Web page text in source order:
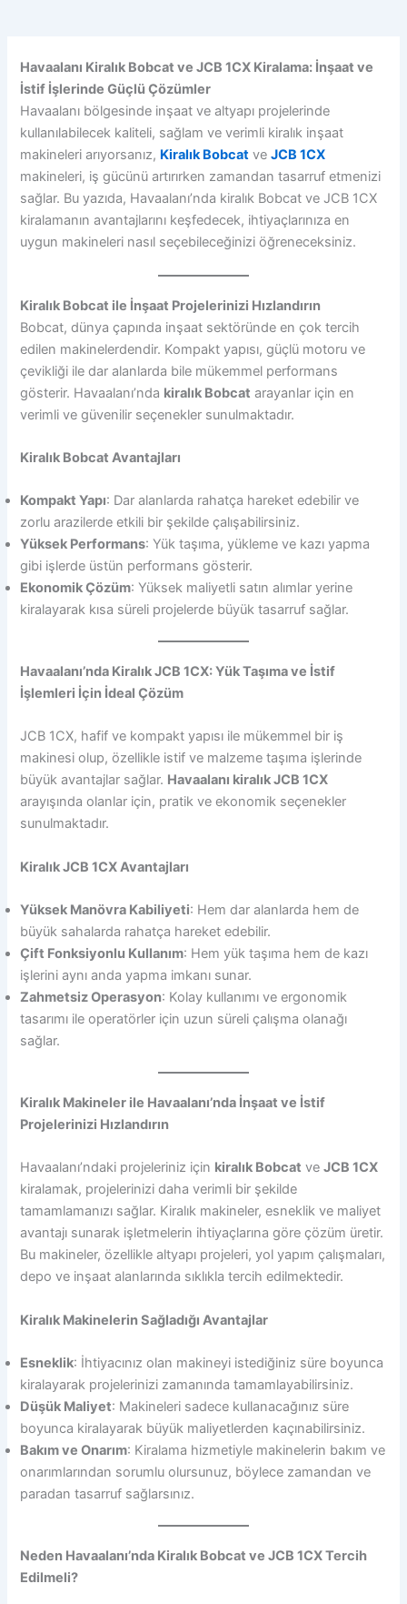
Havaalanı Kiralık Bobcat ve JCB 1CX Kiralama: İnşaat ve
İstif İşlerinde Güçlü Çözümler
Havaalanı bölgesinde inşaat ve altyapı projelerinde
kullanılabilecek kaliteli, sağlam ve verimli kiralık inşaat
makineleri arıyorsanız, Kiralık Bobcat veJCB 1CX
makineleri, iş gücünü artırırken zamandan tasarruf etmenizi
sağlar. Bu yazıda, Havaalanı’nda kiralık Bobcat ve JCB 1CX
kiralamanın avantajlarını keşfedecek, ihtiyaçlarınıza en
uygun makineleri nasıl seçebileceğinizi öğreneceksiniz.
Kiralık Bobcat ile İnşaat Projelerinizi Hızlandırın
Bobcat, dünya çapında inşaat sektöründe en çok tercih
edilen makinelerdendir. Kompakt yapısı, güçlü motoru ve
çevikliği ile dar alanlarda bile mükemmel performans
gösterir. Havaalanı’nda kiralık Bobcat arayanlar için en
verimli ve güvenilir seçenekler sunulmaktadır.
Kiralık Bobcat Avantajları
Kompakt Yapı: Dar alanlarda rahatça hareket edebilir ve
zorlu arazilerde etkili bir şekilde çalışabilirsiniz.
Yüksek Performans: Yük taşıma, yükleme ve kazı yapma
gibi işlerde üstün performans gösterir.
Ekonomik Çözüm: Yüksek maliyetli satın alımlar yerine
kiralayarak kısa süreli projelerde büyük tasarruf sağlar.
Havaalanı’nda Kiralık JCB 1CX: Yük Taşıma ve İstif
İşlemleri İçin İdeal Çözüm
JCB 1CX, hafif ve kompakt yapısı ile mükemmel bir iş
makinesi olup, özellikle istif ve malzeme taşıma işlerinde
büyük avantajlar sağlar. Havaalanı kiralık JCB 1CX
arayışında olanlar için, pratik ve ekonomik seçenekler
sunulmaktadır.
Kiralık JCB 1CX Avantajları
Yüksek Manövra Kabiliyeti: Hem dar alanlarda hem de
büyük sahalarda rahatça hareket edebilir.
Çift Fonksiyonlu Kullanım: Hem yük taşıma hem de kazı
işlerini aynı anda yapma imkanı sunar.
Zahmetsiz Operasyon: Kolay kullanımı ve ergonomik
tasarımı ile operatörler için uzun süreli çalışma olanağı
sağlar.
Kiralık Makineler ile Havaalanı’nda İnşaat ve İstif
Projelerinizi Hızlandırın
Havaalanı’ndaki projeleriniz için kiralık Bobcat veJCB 1CX
kiralamak, projelerinizi daha verimli bir şekilde
tamamlamanızı sağlar. Kiralık makineler, esneklik ve maliyet
avantajı sunarak işletmelerin ihtiyaçlarına göre çözüm üretir.
Bu makineler, özellikle altyapı projeleri, yol yapım çalışmaları,
depo ve inşaat alanlarında sıklıkla tercih edilmektedir.
Kiralık Makinelerin Sağladığı Avantajlar
Esneklik: İhtiyacınız olan makineyi istediğiniz süre boyunca
kiralayarak projelerinizi zamanında tamamlayabilirsiniz.
Düşük Maliyet: Makineleri sadece kullanacağınız süre
boyunca kiralayarak büyük maliyetlerden kaçınabilirsiniz.
Bakım ve Onarım: Kiralama hizmetiyle makinelerin bakım ve
onarımlarından sorumlu olursunuz, böylece zamandan ve
paradan tasarruf sağlarsınız.
Neden Havaalanı’nda Kiralık Bobcat ve JCB 1CX Tercih
Edilmeli?